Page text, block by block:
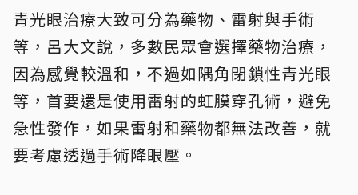
青光眼治療大致可分為藥物、雷射與手術
等，呂大文說，多數民眾會選擇藥物治療，
因為感覺較溫和，不過如隅角閉鎖性青光眼
等，首要還是使用雷射的虹膜穿孔術，避免
急性發作，如果雷射和藥物都無法改善，就
要考慮透過手術降眼壓。